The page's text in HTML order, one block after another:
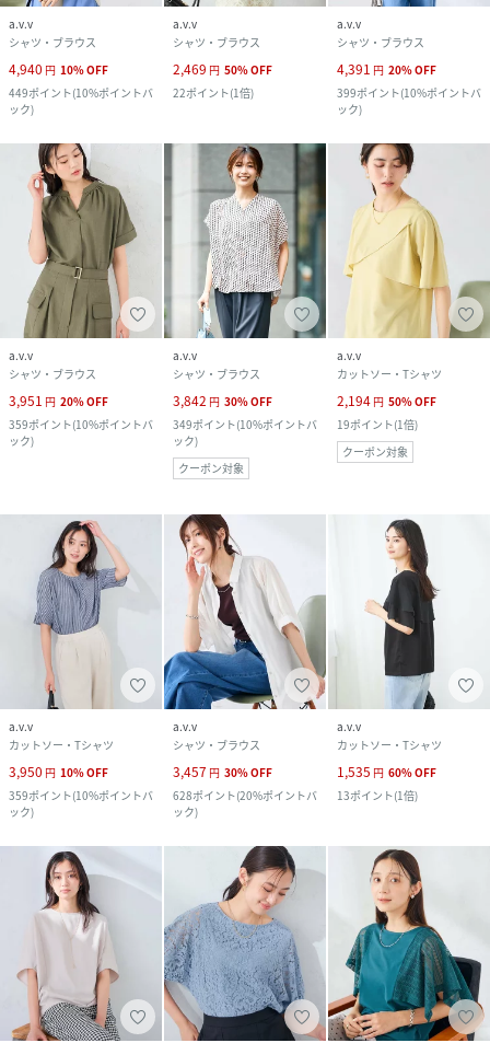
a.v.v
シャツ・ブラウス
4,940 円 10%OFF
449ポイント(10%ポイントバ
ック)
a.v.v
シャツ・ブラウス
2,469 円 50%OFF
22ポイント(1倍)
a.v.v
シャツ・ブラウス
4,391 円 20%OFF
399ポイント(10%ポイントバ
ック)
a.v.v
シャツ・ブラウス
3,951 円 20%OFF
359ポイント(10%ポイントバ
ック)
a.v.v
シャツ・ブラウス
3,842 円 30%OFF
349ポイント(10%ポイントバ
ック)
クーポン対象
a.v.v
カットソー・Tシャツ
2,194 円 50%OFF
19ポイント(1倍)
クーポン対象
a.v.v
カットソー・Tシャツ
3,950 円 10%OFF
359ポイント(10%ポイントバ
ック)
a.v.v
シャツ・ブラウス
3,457 円 30%OFF
628ポイント(20%ポイントバ
ック)
a.v.v
カットソー・Tシャツ
1,535 円 60%OFF
13ポイント(1倍)